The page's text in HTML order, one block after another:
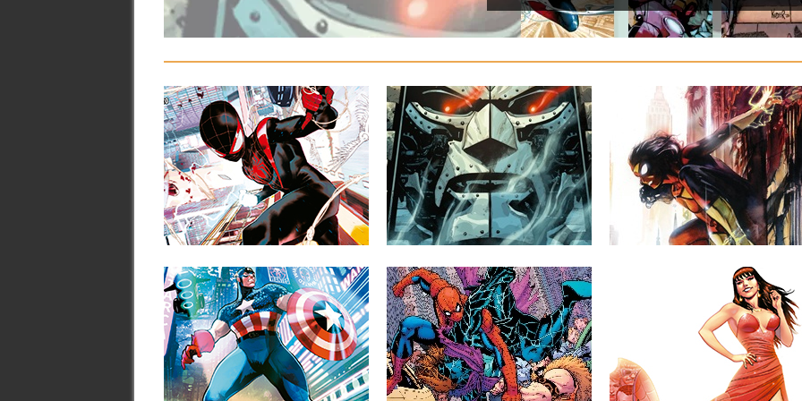
MARVEL PREVIEW MILES
MORALES: SPIDER-MAN
#1
A continuación puedes ver la portada y
las primeras páginas del...
Sé el primero en comentar ▶
NOVEDADES MARVEL DE
HOY (JUEVES, 6 DE
AGOSTO DE 2026)
A continuación tenéis las imágenes y el
contenido de las novedades...
5 comentarios ▶
SPIDERWOMAN TENDRÁ
NUEVA SERIE REGULAR
A PARTIR DE NOVIEMBRE
Este otoño, la Mujer Araña tendrá una
nueva oportunidad de convencer...
5 comentarios ▶
MARVEL PREVIEW WHAT
IF…? CAPTAIN AMERICA
#1
A continuación puedes ver la portada y
las primeras páginas del...
RESEÑA – MARVEL
SPECIAL: SPIDERMAN ’94
(2026)
¡Un arácnido saludo! Seguro que alguna
vez en vuestra vida habréis...
MARVEL PREVIEW MARY
JANE: FACE IT, TIGER #1
A continuación puedes ver la portada y
las primeras páginas del...